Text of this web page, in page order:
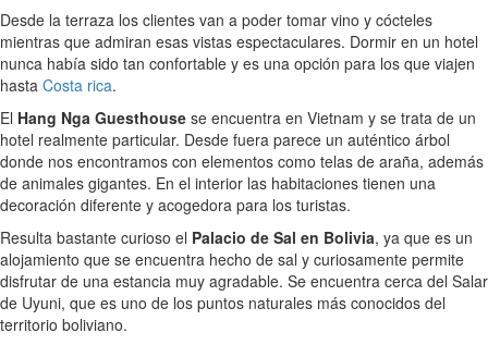
Desde la terraza los clientes van a poder tomar vino y cócteles
mientras que admiran esas vistas espectaculares. Dormir en un hotel
nunca había sido tan confortable y es una opción para los que viajen
hasta Costa rica.
El Hang Nga Guesthouse se encuentra en Vietnam y se trata de un
hotel realmente particular. Desde fuera parece un auténtico árbol
donde nos encontramos con elementos como telas de araña, además
de animales gigantes. En el interior las habitaciones tienen una
decoración diferente y acogedora para los turistas.
Resulta bastante curioso el Palacio de Sal en Bolivia, ya que es un
alojamiento que se encuentra hecho de sal y curiosamente permite
disfrutar de una estancia muy agradable. Se encuentra cerca del Salar
de Uyuni, que es uno de los puntos naturales más conocidos del
territorio boliviano.